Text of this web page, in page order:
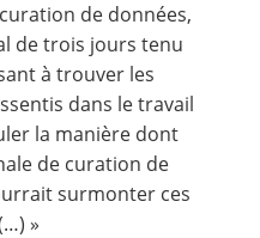
de données,
de trois jours tenu
à trouver les
dans le travail
la manière dont
de curation de
surmonter ces
»